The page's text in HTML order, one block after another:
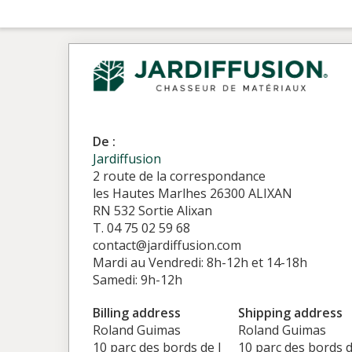
De :
Jardiffusion
2 route de la correspondance
les Hautes Marlhes 26300 ALIXAN
RN 532 Sortie Alixan
T. 04 75 02 59 68
contact@jardiffusion.com
Mardi au Vendredi: 8h-12h et 14-18h
Samedi: 9h-12h
Billing address
Roland Guimas
10 parc des bords de l
Shipping address
Roland Guimas
10 parc des bords